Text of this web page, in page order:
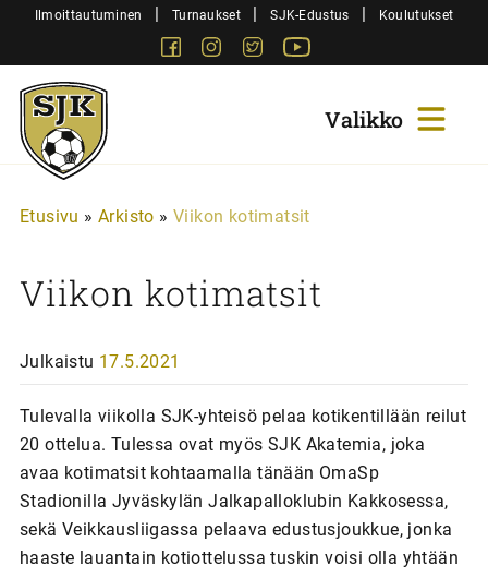
SiirryIlmoittautuminen | Turnaukset | SJK-Edustus | Koulutukset
FacebookInstagram
Twitter
Sjk-
Juniorit
Etusivu » Arkisto » Viikon kotimatsit
Viikon kotimatsit
Julkaistu 17.5.2021
Tulevalla viikolla SJK-yhteisö pelaa kotikentillään reilut
20 ottelua. Tulessa ovat myös SJK Akatemia, joka
avaa kotimatsit kohtaamalla tänään OmaSp
Stadionilla Jyväskylän Jalkapalloklubin Kakkosessa,
sekä Veikkausliigassa pelaava edustusjoukkue, jonka
haaste lauantain kotiottelussa tuskin voisi olla yhtään